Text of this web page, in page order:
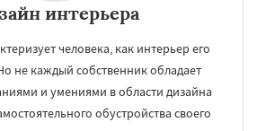
интерьера
человека, как интерьер его
не каждый собственник обладает
и умениями в области дизайна
обустройства своего